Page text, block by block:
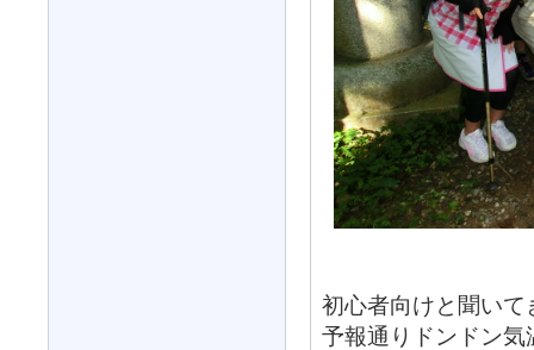
初心者向けと聞いて
予報通りドンドン気